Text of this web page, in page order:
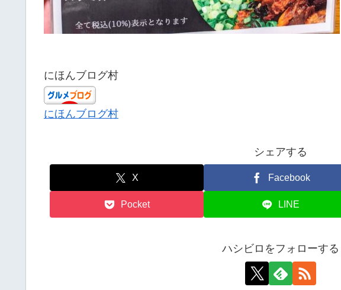
にほんブログ村
にほんブログ村
シェアする
X Facebook
Pocket LINE
ハシビロをフォローする